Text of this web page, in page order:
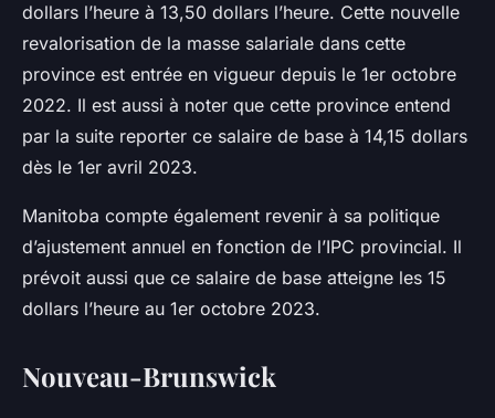
dollars l’heure à 13,50 dollars l’heure. Cette nouvelle
revalorisation de la masse salariale dans cette
province est entrée en vigueur depuis le 1er octobre
2022. Il est aussi à noter que cette province entend
par la suite reporter ce salaire de base à 14,15 dollars
dès le 1er avril 2023.
Manitoba compte également revenir à sa politique
d’ajustement annuel en fonction de l’IPC provincial. Il
prévoit aussi que ce salaire de base atteigne les 15
dollars l’heure au 1er octobre 2023.
Nouveau-Brunswick